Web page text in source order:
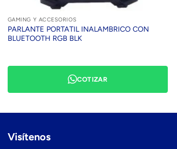
GAMING Y ACCESORIOS
PARLANTE PORTATIL INALAMBRICO CON
BLUETOOTH RGB BLK
COTIZAR
Visítenos